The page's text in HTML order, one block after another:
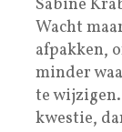
Sabine
Wacht
afpakken,
minder
te
kwestie,